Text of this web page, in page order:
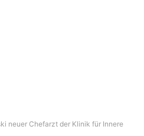
neuer Chefarzt der Klinik für Innere